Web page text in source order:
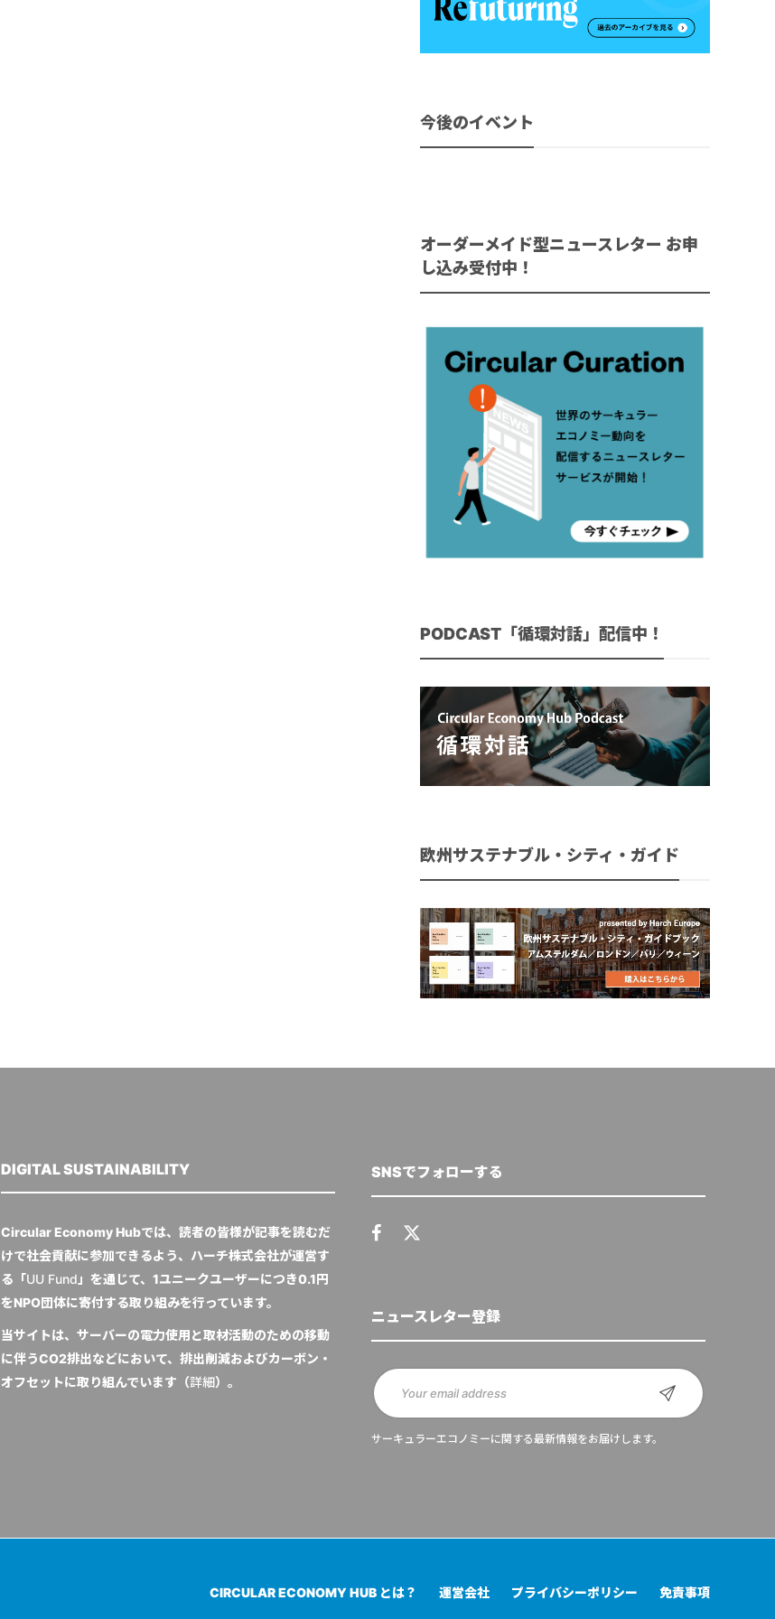
今後のイベント
オーダーメイド型ニュースレター お申
し込み受付中！
PODCAST「循環対話」配信中！
欧州サステナブル・シティ・ガイド
DIGITAL SUSTAINABILITY
Circular Economy Hubでは、読者の皆様が記事を読むだ
けで社会貢献に参加できるよう、ハーチ株式会社が運営す
る「UU Fund」を通じて、1ユニークユーザーにつき0.1円
をNPO団体に寄付する取り組みを行っています。
当サイトは、サーバーの電力使用と取材活動のための移動
に伴うCO2排出などにおいて、排出削減およびカーボン・
オフセットに取り組んでいます（詳細）。
SNSでフォローする
ニュースレター登録
サーキュラーエコノミーに関する最新情報をお届けします。
CIRCULAR ECONOMY HUB とは？ 運営会社 プライバシーポリシー 免責事項